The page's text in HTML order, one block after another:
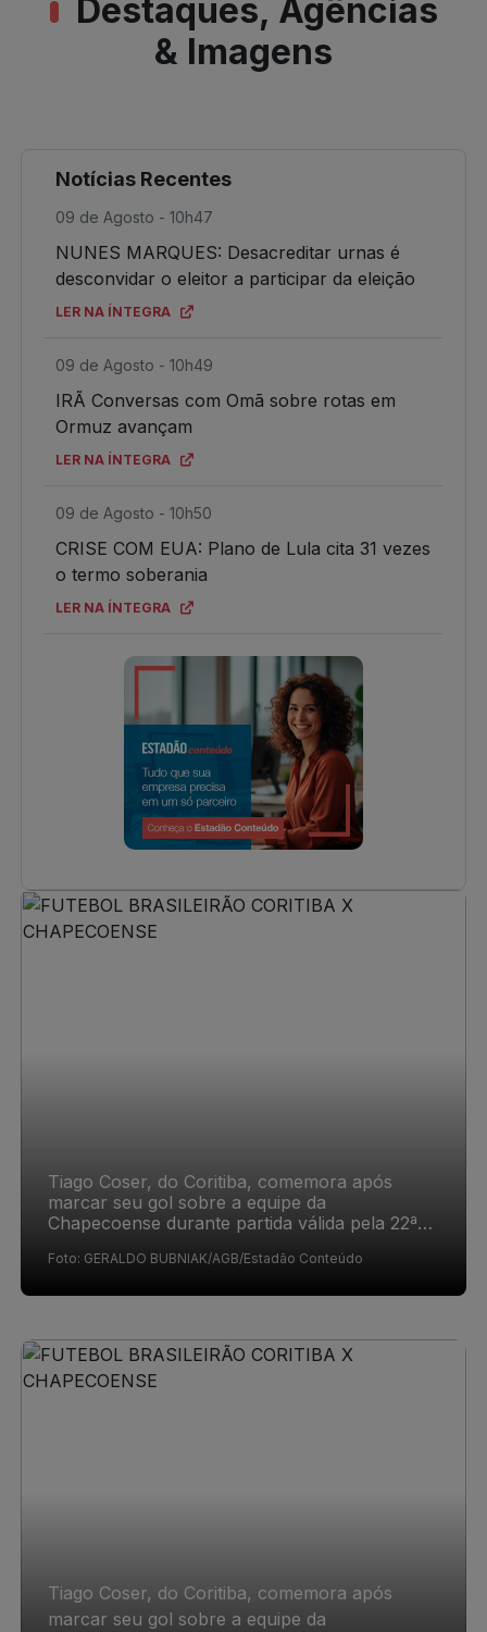
Destaques, Agências
& Imagens
Notícias Recentes
09 de Agosto - 10h47
NUNES MARQUES: Desacreditar urnas é
desconvidar o eleitor a participar da eleição
LER NA ÍNTEGRA
09 de Agosto - 10h49
IRÃ Conversas com Omã sobre rotas em
Ormuz avançam
LER NA ÍNTEGRA
09 de Agosto - 10h50
CRISE COM EUA: Plano de Lula cita 31 vezes
o termo soberania
LER NA ÍNTEGRA
Tiago Coser, do Coritiba, comemora após
marcar seu gol sobre a equipe da
Chapecoense durante partida válida pela 22ª
disputada no Estádio Couto Pereira, em
Foto: GERALDO BUBNIAK/AGB/Estadão Conteúdo
Tiago Coser, do Coritiba, comemora após
marcar seu gol sobre a equipe da